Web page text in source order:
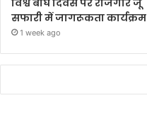
विश्व बाघ दिवस पर राजगीर जू
सफारी में जागरूकता कार्यक्रम
1 week ago